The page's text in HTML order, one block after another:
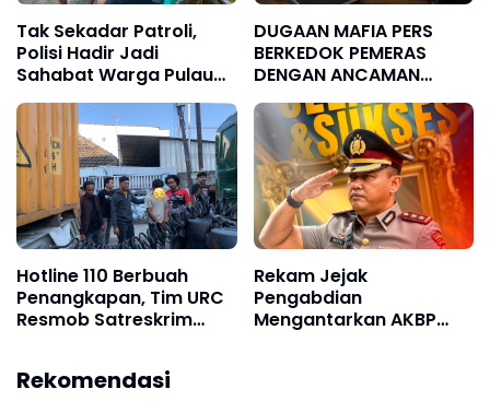
Tak Sekadar Patroli,
Polisi Hadir Jadi
Sahabat Warga Pulau
Barrang Lompo
DUGAAN MAFIA PERS
BERKEDOK PEMERAS
DENGAN ANCAMAN
BERITA HOAKS
Hotline 110 Berbuah
Penangkapan, Tim URC
Resmob Satreskrim
Pencurian
Rekam Jejak
Pengabdian
Mengantarkan AKBP
Rekomendasi